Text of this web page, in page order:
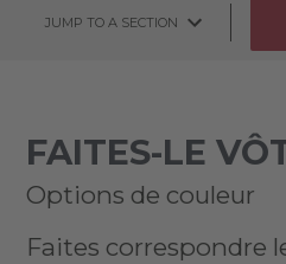
JUMP TO A SECTION
FAITES-LE
Options de couleur
Faites correspondre